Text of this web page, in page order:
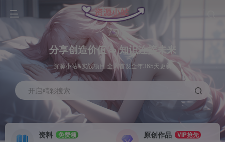
分享创造价值 ∞ 知识连接未来
资源小站&实战项目 全网首发全年365天更新
开启精彩搜索
资料
免费领
原创作品
VIP抢先